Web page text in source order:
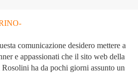
comunicazione desidero mettere a
e appassionati che il sito web della
ha da pochi giorni assunto un